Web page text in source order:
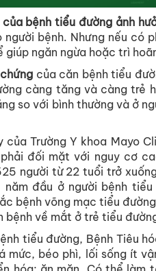
của bệnh tiểu đường ảnh
người bệnh. Nhưng nếu có
giúp ngăn ngừa hoặc trì
chứng của căn bệnh tiểu
càng tăng và càng trẻ
sovới bình thường và ở
của Trường Y khoa Mayo
phải đối mặt với nguy cơ
người từ22tuổi trở
năm đầu ở người bệnh tiểu
bệnh võng mạc tiểu đường
bệnh về mắt ở trẻ tiểu
tiểu đường, Bệnh Tiêu
mức, béo phì, lối sống ít